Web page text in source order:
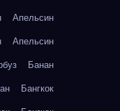
Апельсин
Апельсин
Банан
Бангкок